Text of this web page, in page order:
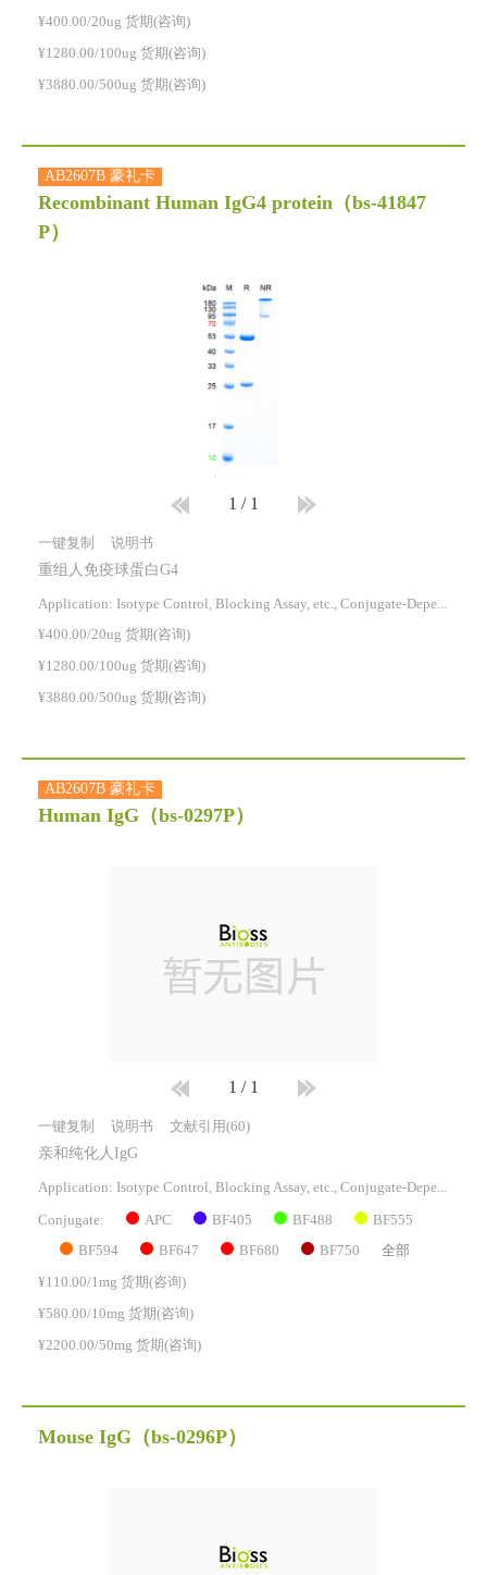
¥400.00/20ug 货期(咨询)
¥1280.00/100ug 货期(咨询)
¥3880.00/500ug 货期(咨询)
AB2607B 豪礼卡
Recombinant Human IgG4 protein （bs-41847
P）
1 / 1
一键复制 说明书
重组人免疫球蛋白G4
Application: Isotype Control, Blocking Assay, etc., Conjugate-Dependent.
¥400.00/20ug 货期(咨询)
¥1280.00/100ug 货期(咨询)
¥3880.00/500ug 货期(咨询)
AB2607B 豪礼卡
Human IgG （bs-0297P）
1 / 1
一键复制 说明书 文献引用(60)
亲和纯化人IgG
Application: Isotype Control, Blocking Assay, etc., Conjugate-Dependent.
Conjugate: APC BF405 BF488 BF555
BF594 BF647 BF680 BF750 全部
¥110.00/1mg 货期(咨询)
¥580.00/10mg 货期(咨询)
¥2200.00/50mg 货期(咨询)
Mouse IgG （bs-0296P）